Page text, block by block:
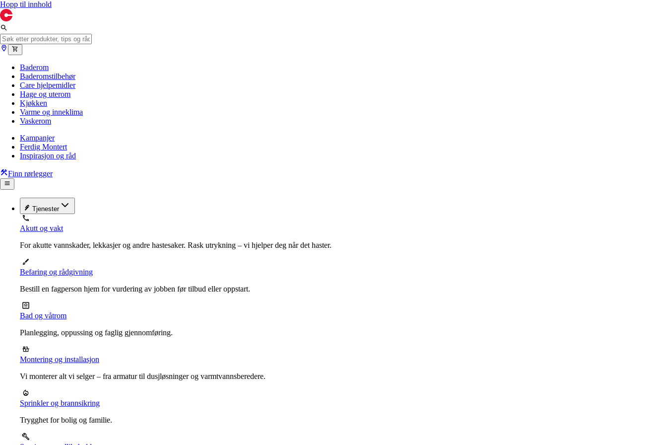
Hopp til innhold
Baderom
Baderomstilbehør
Care hjelpemidler
Hage og uterom
Kjøkken
Varme og inneklima
Vaskerom
Kampanjer
Ferdig Montert
Inspirasjon og råd
Finn rørlegger
Tjenester
Akutt og vakt
For akutte vannskader, lekkasjer og andre hastesaker. Rask utrykning – vi hjelper deg når det haster.
Befaring og rådgivning
Bestill en fagperson hjem for vurdering av jobben før tilbud eller oppstart.
Bad og våtrom
Planlegging, oppussing og faglig gjennomføring.
Montering og installasjon
Vi monterer alt vi selger – fra armatur til dusjløsninger og varmtvannsberedere.
Sprinkler og brannsikring
Trygghet for bolig og familie.